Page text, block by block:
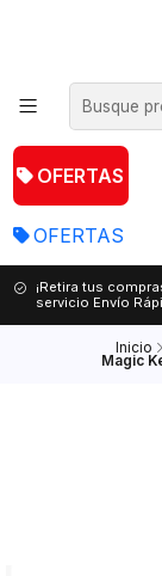
OFERTAS
OFERTAS
¡Retira tus
servicio Envío
Inicio
Magic